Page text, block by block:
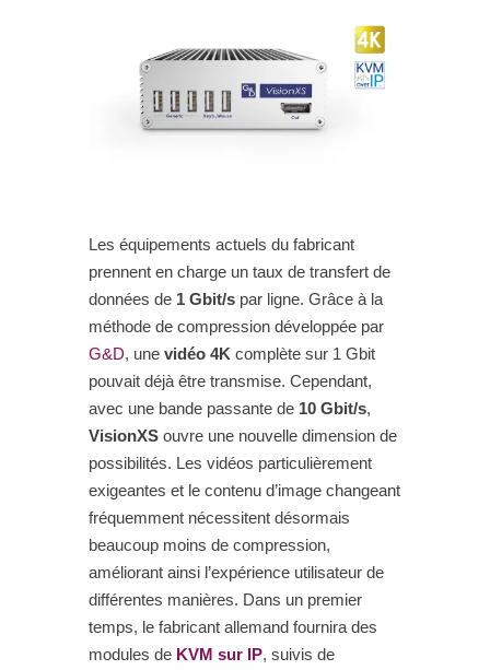
Les équipements actuels du fabricant
prennent en charge un taux de transfert de
données de 1 Gbit/spar ligne. Grâce à la
méthode de compression développée par
G&D, une vidéo 4K complète sur 1 Gbit
pouvait déjà être transmise. Cependant,
avec une bande passante de 10 Gbit/s,
VisionXSouvre une nouvelle dimension de
possibilités. Les vidéos particulièrement
exigeantes et le contenu d’image changeant
fréquemment nécessitent désormais
beaucoup moins de compression,
améliorant ainsi l’expérience utilisateur de
différentes manières. Dans un premier
temps, le fabricant allemand fournira des
modules de KVM sur IP, suivis de